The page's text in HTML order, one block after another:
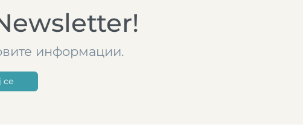
информации.
се